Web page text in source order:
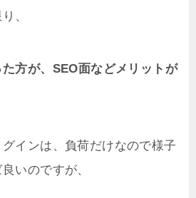
、
方が、SEO面などメリットが
インは、負荷だけなので様子
いのですが、